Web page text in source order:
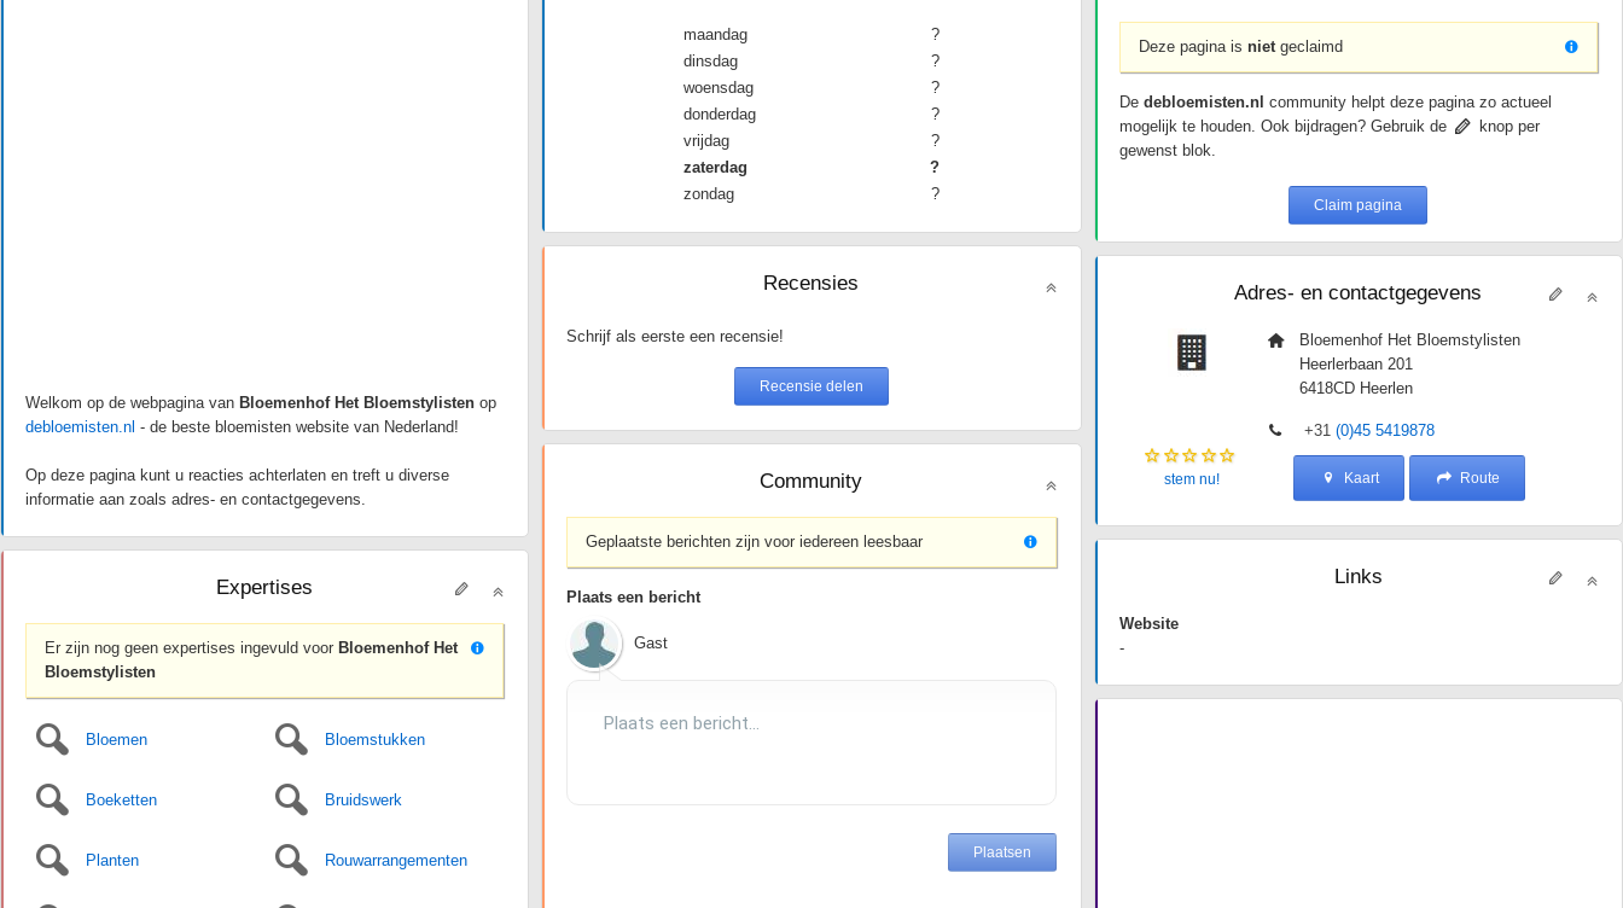
Welkom op de webpagina van Bloemenhof Het Bloemstylisten op
debloemisten.nl - de beste bloemisten website van Nederland!
Op deze pagina kunt u reacties achterlaten en treft u diverse
informatie aan zoals adres- en contactgegevens.
Expertises
Er zijn nog geen expertises ingevuld voor Bloemenhof Het
Bloemstylisten
Bloemen Bloemstukken
Boeketten Bruidswerk
Planten Rouwarrangementen
maandag
?
dinsdag
?
woensdag
?
donderdag
?
vrijdag
?
zaterdag
?
zondag
?
Recensies
Schrijf als eerste een recensie!
Community
Geplaatste berichten zijn voor iedereen leesbaar
Plaats een bericht
Gast
Deze pagina is nietgeclaimd
De debloemisten.nl community helpt deze pagina zo actueel
mogelijk te houden. Ook bijdragen? Gebruik de
knop per
gewenst blok.
Claim pagina
Adres- en contactgegevens
Bloemenhof Het Bloemstylisten
Heerlerbaan 201
6418CD Heerlen
+31(0)45 5419878
stem nu! Kaart Route
Links
Website
-